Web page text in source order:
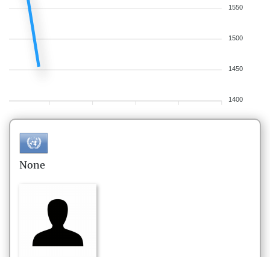
1550
1500
1450
1400
None